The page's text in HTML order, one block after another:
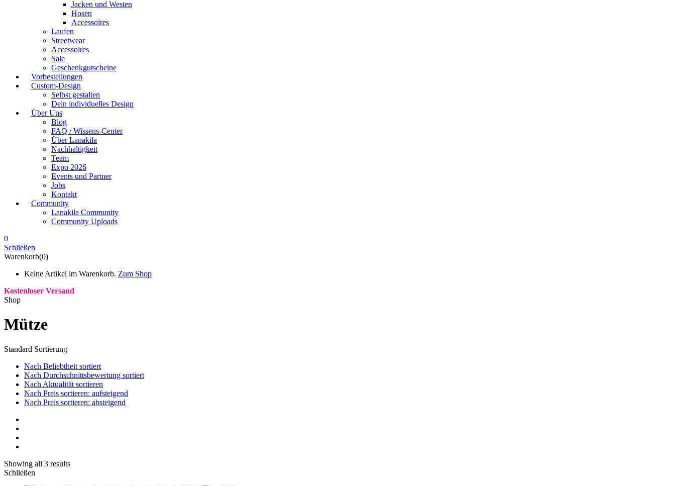
Jacken und Westen
Hosen
Accessoires
Laufen
Streetwear
Accessoires
Sale
Geschenkgutscheine
Vorbestellungen
Custom-Design
Selbst gestalten
Dein individuelles Design
Über Uns
Blog
FAQ / Wissens-Center
Über Lanakila
Nachhaltigkeit
Team
Expo 2026
Events und Partner
Jobs
Kontakt
Community
Lanakila Community
Community Uploads
0
Schließen
Warenkorb(0)
Keine Artikel im Warenkorb. Zum Shop
Kostenloser Versand
Shop
Mütze
Standard Sortierung
Nach Beliebtheit sortiert
Nach Durchschnittsbewertung sortiert
Nach Aktualität sortieren
Nach Preis sortieren: aufsteigend
Nach Preis sortieren: absteigend
Showing all 3 results
Schließen